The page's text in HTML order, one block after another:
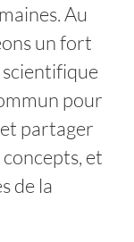
Au
un fort
pour
partager
et
de la